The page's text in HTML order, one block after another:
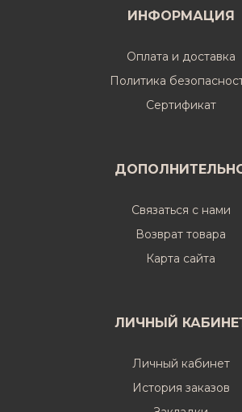
ИНФОРМАЦИЯ
Оплата и доставка
Политика
Cертификат
Связаться с нами
Возврат товара
Карта сайта
ЛИЧНЫЙ
Личный кабинет
История заказов